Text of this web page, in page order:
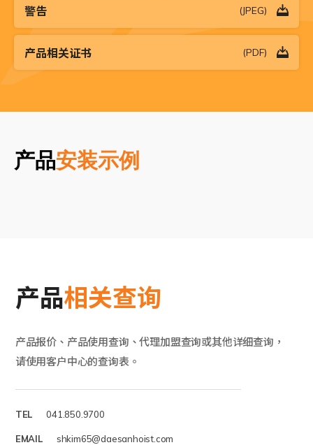
警告 (JPEG)
产品相关证书 (PDF)
产品安装示例
产品相关查询
产品报价、产品使用查询、代理加盟查询或其他详细查询，
请使用客户中心的查询表。
TEL 041.850.9700
EMAIL shkim65@daesanhoist.com